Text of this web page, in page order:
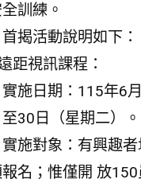
訓練。
揭活動說明如下：
距視訊課程：
實施日期：115年6
30日（星期二）。
實施對象：有興趣者
名；惟僅開 放150